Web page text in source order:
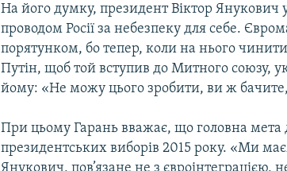
На його думку, президент Віктор
проводом Росії за небезпеку для себе.
порятунком, бо тепер, коли на нього
Путін, щоб той вступив до Митного союзу,
йому: «Не можу цього зробити, ви ж
При цьому Гарань вважає, що головна мета
президентських виборів 2015 року. «Ми